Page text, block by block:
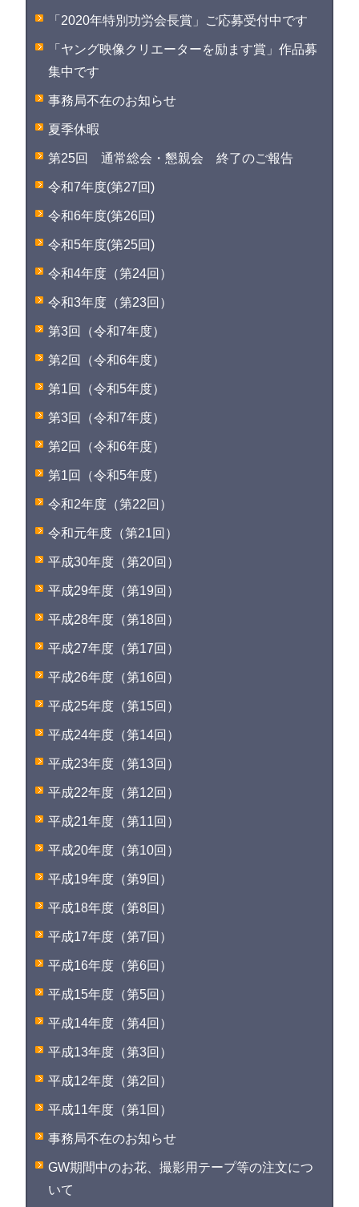
「2020年特別功労会長賞」ご応募受付中です
「ヤング映像クリエーターを励ます賞」作品募
集中です
事務局不在のお知らせ
夏季休暇
第25回 通常総会・懇親会 終了のご報告
令和7年度(第27回)
令和6年度(第26回)
令和5年度(第25回)
令和4年度（第24回）
令和3年度（第23回）
第3回（令和7年度）
第2回（令和6年度）
第1回（令和5年度）
第3回（令和7年度）
第2回（令和6年度）
第1回（令和5年度）
令和2年度（第22回）
令和元年度（第21回）
平成30年度（第20回）
平成29年度（第19回）
平成28年度（第18回）
平成27年度（第17回）
平成26年度（第16回）
平成25年度（第15回）
平成24年度（第14回）
平成23年度（第13回）
平成22年度（第12回）
平成21年度（第11回）
平成20年度（第10回）
平成19年度（第9回）
平成18年度（第8回）
平成17年度（第7回）
平成16年度（第6回）
平成15年度（第5回）
平成14年度（第4回）
平成13年度（第3回）
平成12年度（第2回）
平成11年度（第1回）
事務局不在のお知らせ
GW期間中のお花、撮影用テープ等の注文につ
いて